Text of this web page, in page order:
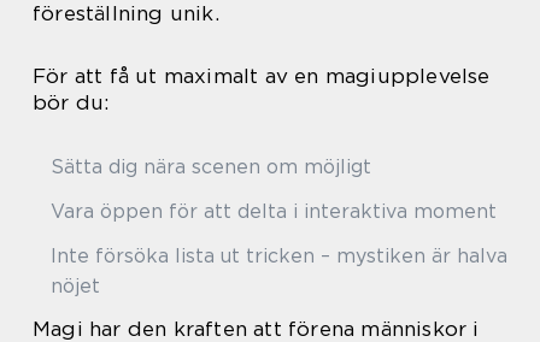
föreställning unik.
För att få ut maximalt av en magiupplevelse
bör du:
Sätta dig nära scenen om möjligt
Vara öppen för att delta i interaktiva moment
Inte försöka lista ut tricken – mystiken är halva
nöjet
Magi har den kraften att förena människor i